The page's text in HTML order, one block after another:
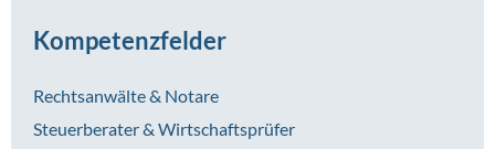
Kompetenzfelder
Rechtsanwälte & Notare
Steuerberater & Wirtschaftsprüfer